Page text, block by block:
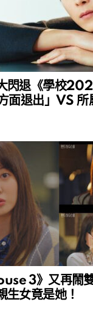
閃退《學校
面退出」VS 所
3》又再鬧
生女竟是她！